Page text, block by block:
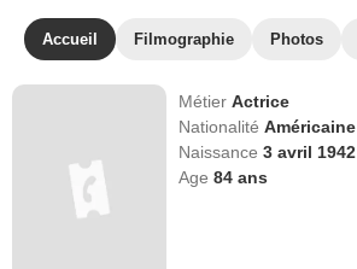
Accueil Filmographie Photos
MétierActrice
NationalitéAméricaine
Naissance3 avril 1942
Age84 ans